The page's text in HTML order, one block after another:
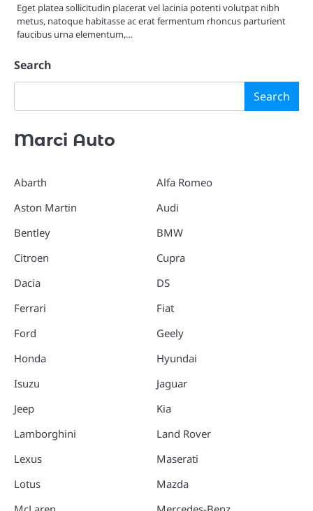
Eget platea sollicitudin placerat vel lacinia potenti volutpat nibh
metus, natoque habitasse ac erat fermentum rhoncus parturient
faucibus urna elementum,…
Search
Search
Marci Auto
Abarth
Aston Martin
Bentley
Citroen
Dacia
Ferrari
Ford
Honda
Isuzu
Jeep
Lamborghini
Lexus
Lotus
Alfa Romeo
Audi
BMW
Cupra
DS
Fiat
Geely
Hyundai
Jaguar
Kia
Land Rover
Maserati
Mazda